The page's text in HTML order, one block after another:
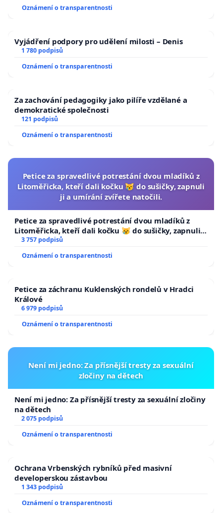
Oznámení o transparentnosti
Vyjádření podpory pro udělení milosti – Denis
1 780 podpisů
Oznámení o transparentnosti
Za zachování pedagogiky jako pilíře vzdělané a
demokratické společnosti
121 podpisů
Oznámení o transparentnosti
Petice za spravedlivé potrestání dvou mladíků z
Litoměřicka, kteří dali kočku 😿 do sušičky, zapnuli
ji a umírání zvířete natočili.
Petice za spravedlivé potrestání dvou mladíků z
Litoměřicka, kteří dali kočku 😿 do sušičky, zapnuli ji
a umírání zvířete natočili.
3 757 podpisů
Oznámení o transparentnosti
Petice za záchranu Kuklenských rondelů v Hradci
Králové
6 979 podpisů
Oznámení o transparentnosti
Není mi jedno: Za přísnější tresty za sexuální
zločiny na dětech
Není mi jedno: Za přísnější tresty za sexuální zločiny
na dětech
2 075 podpisů
Oznámení o transparentnosti
Ochrana Vrbenských rybníků před masivní
developerskou zástavbou
1 343 podpisů
Oznámení o transparentnosti